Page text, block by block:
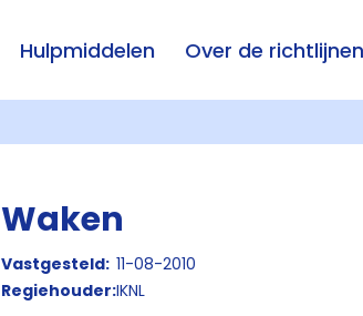
Hulpmiddelen Over de richtlijnen
Waken
Vastgesteld: 11-08-2010
Regiehouder:IKNL